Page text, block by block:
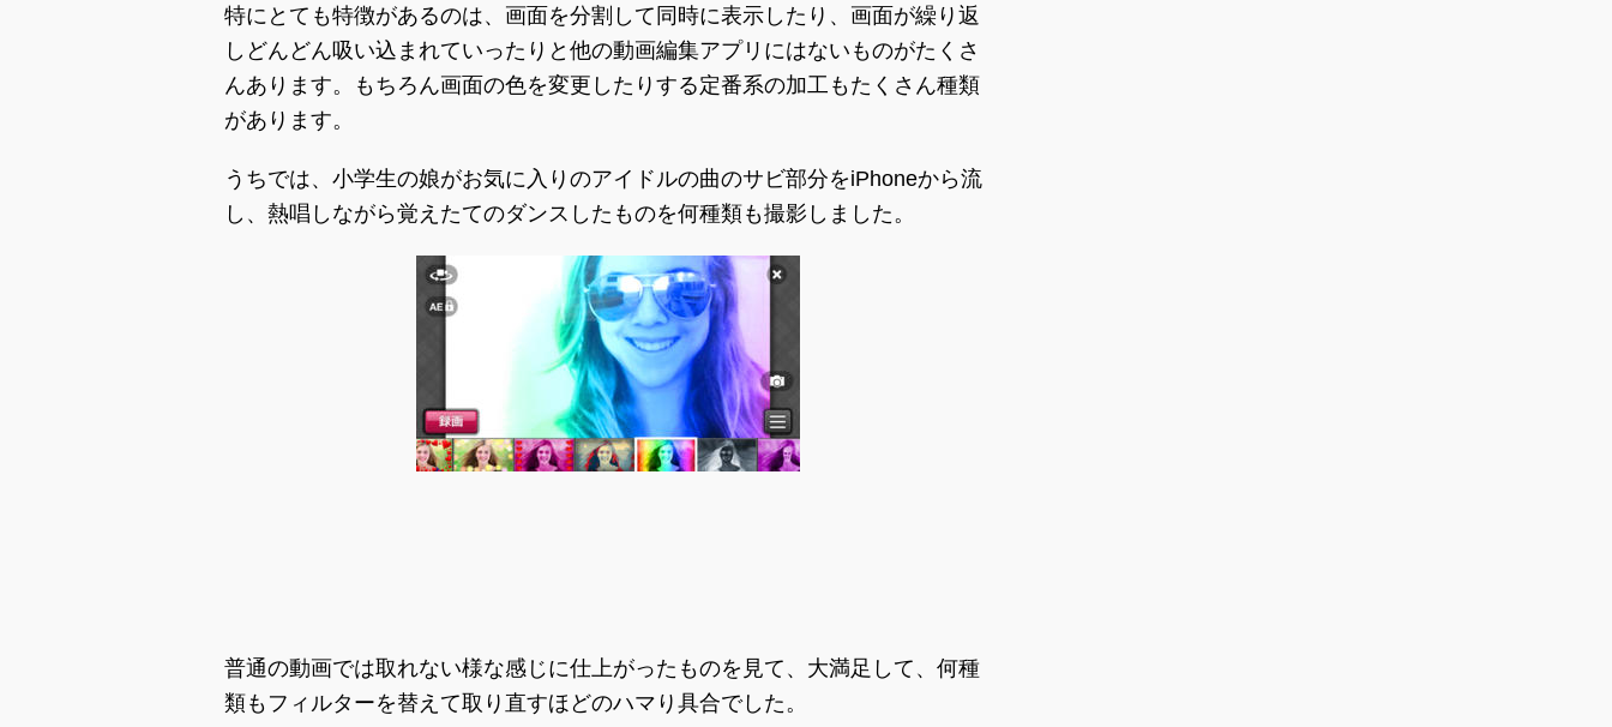
特にとても特徴があるのは、画面を分割して同時に表示したり、画面が繰り返
しどんどん吸い込まれていったりと他の動画編集アプリにはないものがたくさ
んあります。もちろん画面の色を変更したりする定番系の加工もたくさん種類
があります。
うちでは、小学生の娘がお気に入りのアイドルの曲のサビ部分をiPhoneから流
し、熱唱しながら覚えたてのダンスしたものを何種類も撮影しました。
普通の動画では取れない様な感じに仕上がったものを見て、大満足して、何種
類もフィルターを替えて取り直すほどのハマり具合でした。